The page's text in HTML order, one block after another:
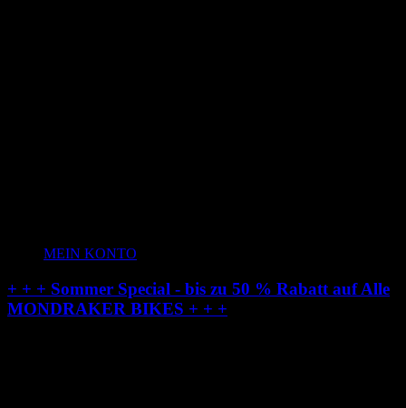
MEIN KONTO
+ + + Sommer Special - bis zu 50 % Rabatt auf Alle
MONDRAKER BIKES + + +